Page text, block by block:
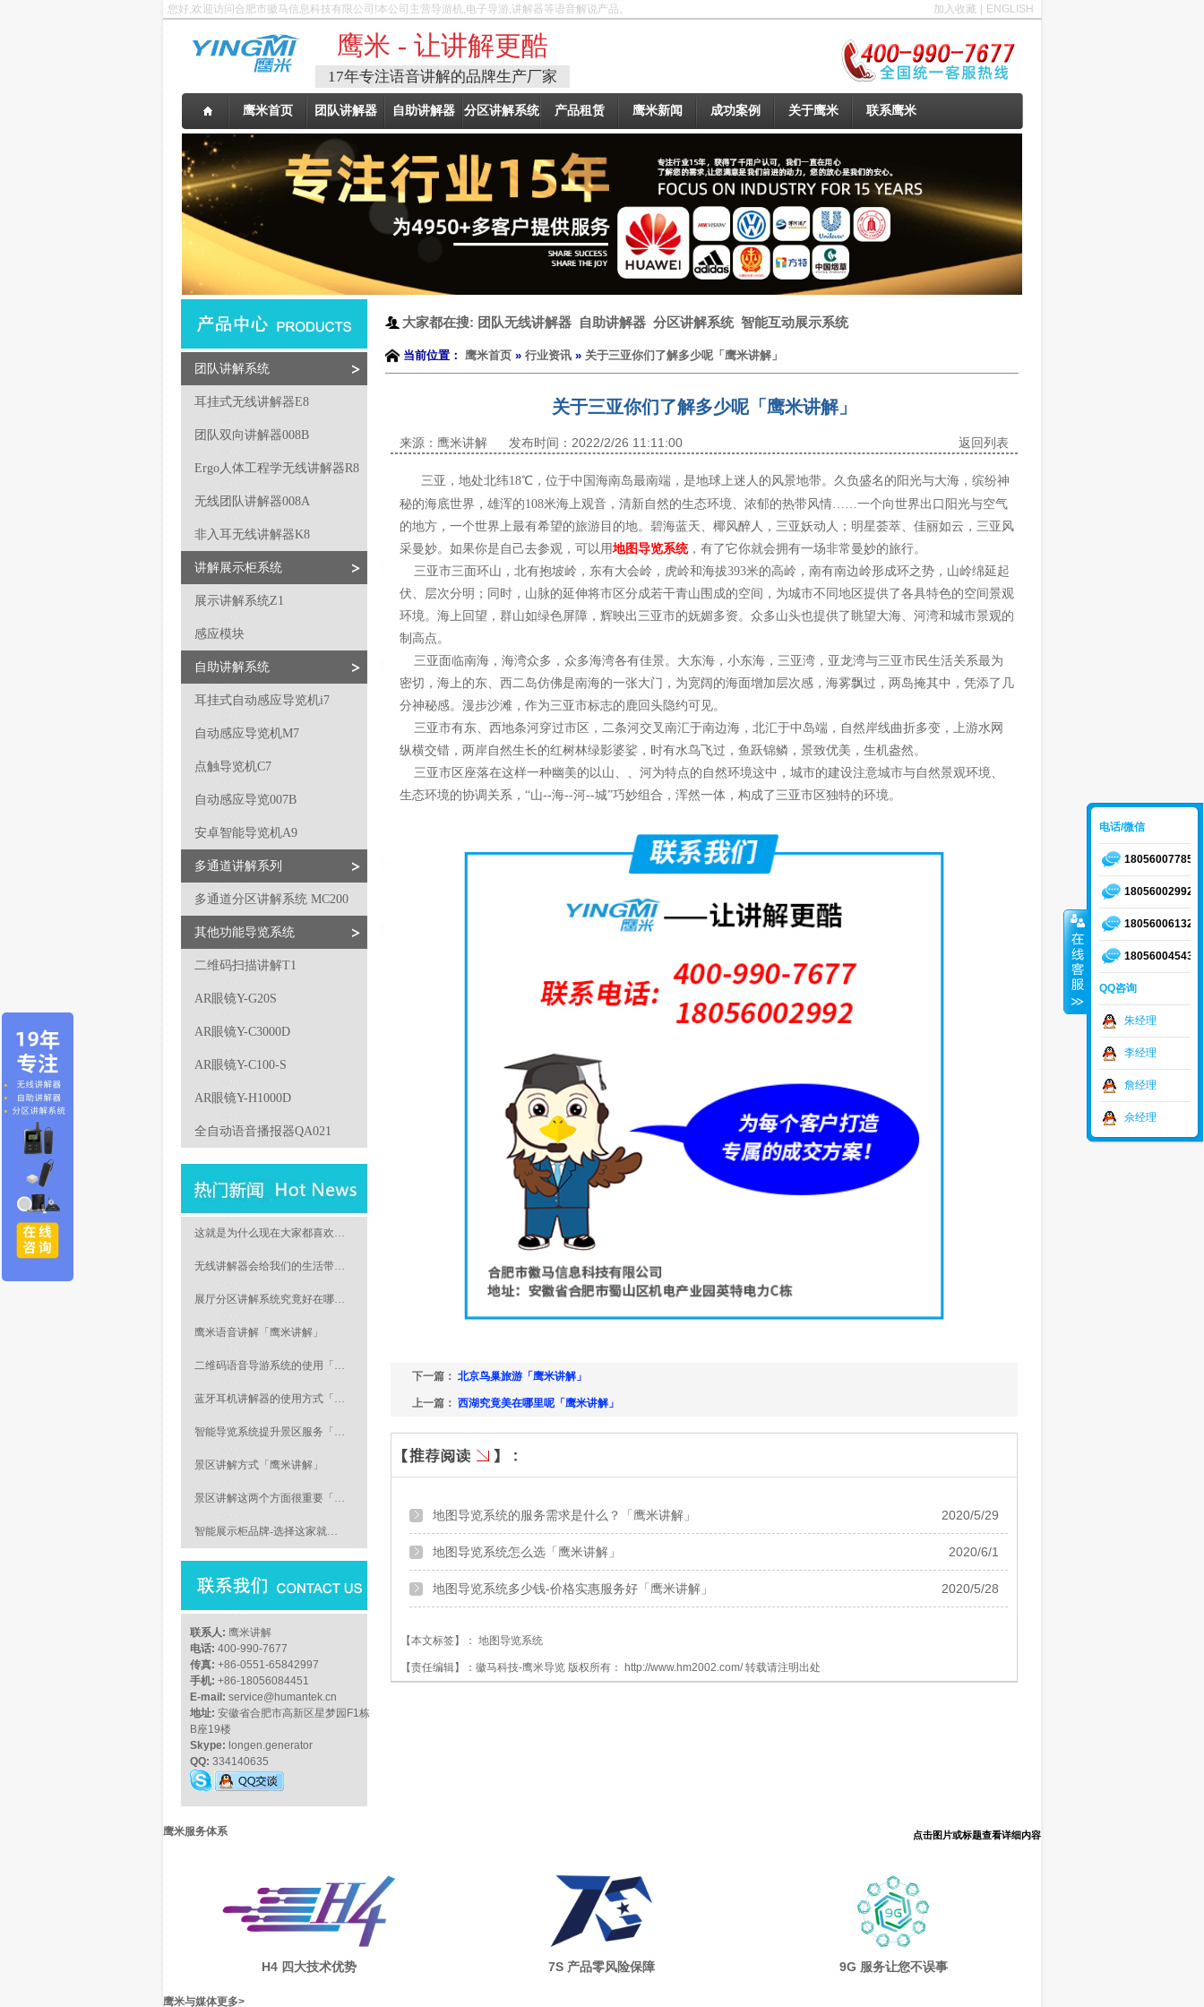
电话/微信
18056007785
18056002992
18056006132
18056004543
QQ咨询
朱经理
李经理
詹经理
佘经理
加入收藏 ENGLISH
您好,欢迎访问合肥市徽马信息科技有限公司!本公司主营导游机,电子导游,讲解器等语音解说产品。
鹰米 - 让讲解更酷
17年专注语音讲解的品牌生产厂家
鹰米首页 团队讲解器 自助讲解器 分区讲解系统 产品租赁 鹰米新闻 成功案例 关于鹰米 联系鹰米
团队讲解系统
耳挂式无线讲解器E8
团队双向讲解器008B
Ergo人体工程学无线讲解器R8
无线团队讲解器008A
非入耳无线讲解器K8
讲解展示柜系统
展示讲解系统Z1
感应模块
自助讲解系统
耳挂式自动感应导览机i7
自动感应导览机M7
点触导览机C7
自动感应导览007B
安卓智能导览机A9
多通道讲解系列
多通道分区讲解系统 MC200
其他功能导览系统
二维码扫描讲解T1
AR眼镜Y-G20S
AR眼镜Y-C3000D
AR眼镜Y-C100-S
AR眼镜Y-H1000D
全自动语音播报器QA021
这就是为什么现在大家都喜欢…
无线讲解器会给我们的生活带…
展厅分区讲解系统究竟好在哪…
鹰米语音讲解「鹰米讲解」
二维码语音导游系统的使用「…
蓝牙耳机讲解器的使用方式「…
智能导览系统提升景区服务「…
景区讲解方式「鹰米讲解」
景区讲解这两个方面很重要「…
智能展示柜品牌-选择这家就…
联系人: 鹰米讲解
电话: 400-990-7677
传真: +86-0551-65842997
手机: +86-18056084451
E-mail: service@humantek.cn
地址: 安徽省合肥市高新区星梦园F1栋
B座19楼
Skype: longen.generator
QQ: 334140635
大家都在搜: 团队无线讲解器 自助讲解器 分区讲解系统 智能互动展示系统
当前位置： 鹰米首页 » 行业资讯 » 关于三亚你们了解多少呢「鹰米讲解」
关于三亚你们了解多少呢「鹰米讲解」
来源：鹰米讲解 发布时间：2022/2/26 11:11:00 返回列表
三亚，地处北纬18℃，位于中国海南岛最南端，是地球上迷人的风景地带。久负盛名的阳光与大海，缤纷神
秘的海底世界，雄浑的108米海上观音，清新自然的生态环境、浓郁的热带风情……一个向世界出口阳光与空气
的地方，一个世界上最有希望的旅游目的地。碧海蓝天、椰风醉人，三亚妖动人；明星荟萃、佳丽如云，三亚风
采曼妙。如果你是自己去参观，可以用地图导览系统，有了它你就会拥有一场非常曼妙的旅行。
三亚市三面环山，北有抱坡岭，东有大会岭，虎岭和海拔393米的高岭，南有南边岭形成环之势，山岭绵延起
伏、层次分明；同时，山脉的延伸将市区分成若干青山围成的空间，为城市不同地区提供了各具特色的空间景观
环境。海上回望，群山如绿色屏障，辉映出三亚市的妩媚多资。众多山头也提供了眺望大海、河湾和城市景观的
制高点。
三亚面临南海，海湾众多，众多海湾各有佳景。大东海，小东海，三亚湾，亚龙湾与三亚市民生活关系最为
密切，海上的东、西二岛仿佛是南海的一张大门，为宽阔的海面增加层次感，海雾飘过，两岛掩其中，凭添了几
分神秘感。漫步沙滩，作为三亚市标志的鹿回头隐约可见。
三亚市有东、西地条河穿过市区，二条河交叉南汇于南边海，北汇于中岛端，自然岸线曲折多变，上游水网
纵横交错，两岸自然生长的红树林绿影婆娑，时有水鸟飞过，鱼跃锦鳞，景致优美，生机盎然。
三亚市区座落在这样一种幽美的以山、、河为特点的自然环境这中，城市的建设注意城市与自然景观环境、
生态环境的协调关系，“山--海--河--城”巧妙组合，浑然一体，构成了三亚市区独特的环境。
下一篇： 北京鸟巢旅游「鹰米讲解」
上一篇： 西湖究竟美在哪里呢「鹰米讲解」
2020/5/29
地图导览系统的服务需求是什么？「鹰米讲解」
2020/6/1
地图导览系统怎么选「鹰米讲解」
2020/5/28
地图导览系统多少钱-价格实惠服务好「鹰米讲解」
【本文标签】： 地图导览系统
【责任编辑】： 徽马科技-鹰米导览 版权所有： http://www.hm2002.com/转载请注明出处
鹰米服务体系 点击图片或标题查看详细内容
H4 四大技术优势 7S 产品零风险保障 9G 服务让您不误事
鹰米与媒体更多>